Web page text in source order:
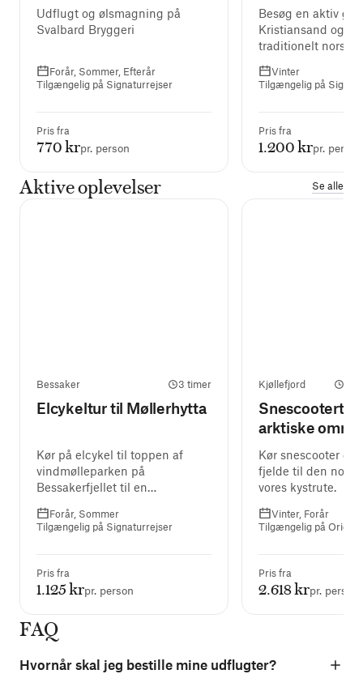
Udflugt og ølsmagning på
Svalbard Bryggeri
Forår, Sommer, Efterår
Tilgængelig på Signaturrejser
Pris fra
770 krpr. person
Besøg en aktiv
Kristiansand og
traditionelt norsk
Vinter
Tilgængelig på
Pris fra
1.200 krpr. person
Aktive oplevelser Se alle
Bessaker 3 timer
Elcykeltur til Møllerhytta
Kør på elcykel til toppen af
vindmølleparken på
Bessakerfjellet til en
Forår, Sommer
Tilgængelig på Signaturrejser
Pris fra
1.125 krpr. person
Kjøllefjord
Snescootertur
arktiske
Kør snescooter
fjelde til den
vores kystrute.
Vinter, Forår
Tilgængelig på
Pris fra
2.618 krpr. person
FAQ
Hvornår skal jeg bestille mine udflugter?